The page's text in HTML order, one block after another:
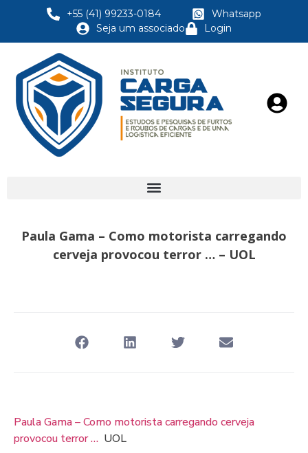
+55 (41) 99233-0184
Whatsapp
Seja um associado
Login
Paula Gama – Como motorista carregando
cerveja provocou terror … – UOL
Paula Gama – Como motorista carregando cerveja
provocou terror … UOL